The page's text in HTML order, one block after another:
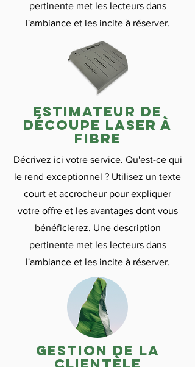
pertinente met les lecteurs dans
l'ambiance et les incite à réserver.
estimateur de
découpe laser à
fibre
Décrivez ici votre service. Qu'est-ce qui
le rend exceptionnel ? Utilisez un texte
court et accrocheur pour expliquer
votre offre et les avantages dont vous
bénéficierez. Une description
pertinente met les lecteurs dans
l'ambiance et les incite à réserver.
gestion de la